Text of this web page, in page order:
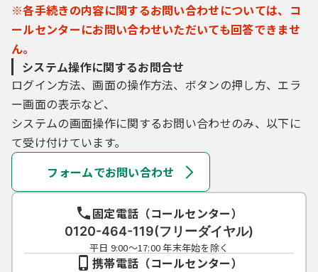
※各手続きの内容に関するお問い合わせについては、コ
ールセンターにお問い合わせいただいても回答できませ
ん。
システム操作に関するお問合せ
ログイン方法、画面の操作方法、ボタンの押し方、エラ
ー画面の表示など、
システムの画面操作に関するお問い合わせのみ、以下に
て受け付けています。
フォームでお問い合わせ
固定電話（コールセンター）
0120-464-119(フリーダイヤル)
平日 9:00～17:00 年末年始を除く
携帯電話（コールセンター）